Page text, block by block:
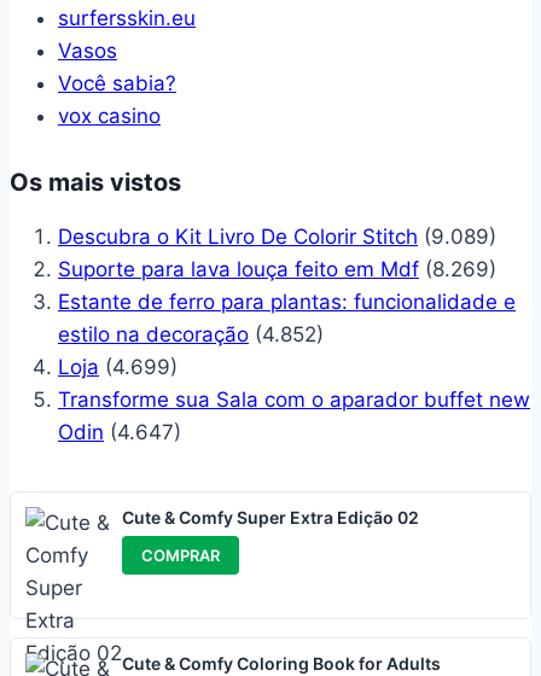
surfersskin.eu
Vasos
Você sabia?
vox casino
Os mais vistos
Descubra o Kit Livro De Colorir Stitch (9.089)
Suporte para lava louça feito em Mdf (8.269)
Estante de ferro para plantas: funcionalidade e
estilo na decoração (4.852)
Loja (4.699)
Transforme sua Sala com o aparador buffet new
Odin (4.647)
Cute & Comfy Super Extra Edição 02
COMPRAR
Cute & Comfy Coloring Book for Adults